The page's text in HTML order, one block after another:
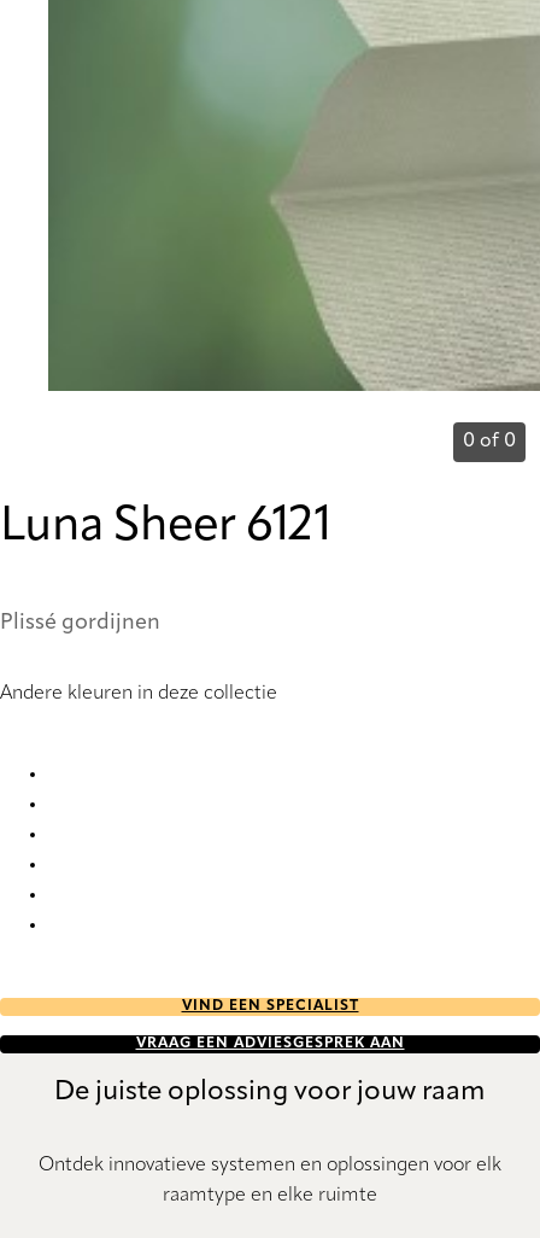
0 of 0
Luna Sheer 6121
Plissé gordijnen
Andere kleuren in deze collectie
VIND EEN SPECIALIST
VRAAG EEN ADVIESGESPREK AAN
De juiste oplossing voor jouw raam
Ontdek innovatieve systemen en oplossingen voor elk
raamtype en elke ruimte